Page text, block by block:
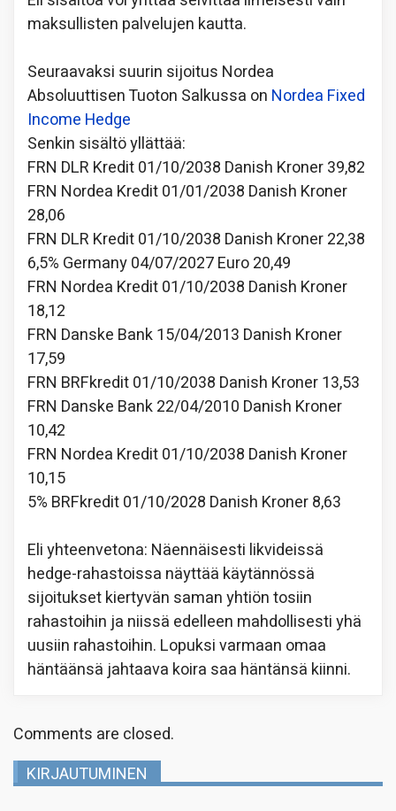
maksullisten palvelujen kautta.
Seuraavaksi suurin sijoitus Nordea
Absoluuttisen Tuoton Salkussa on Nordea Fixed
Income Hedge
Senkin sisältö yllättää:
FRN DLR Kredit 01/10/2038 Danish Kroner 39,82
FRN Nordea Kredit 01/01/2038 Danish Kroner
28,06
FRN DLR Kredit 01/10/2038 Danish Kroner 22,38
6,5% Germany 04/07/2027 Euro 20,49
FRN Nordea Kredit 01/10/2038 Danish Kroner
18,12
FRN Danske Bank 15/04/2013 Danish Kroner
17,59
FRN BRFkredit 01/10/2038 Danish Kroner 13,53
FRN Danske Bank 22/04/2010 Danish Kroner
10,42
FRN Nordea Kredit 01/10/2038 Danish Kroner
10,15
5% BRFkredit 01/10/2028 Danish Kroner 8,63
Eli yhteenvetona: Näennäisesti likvideissä
hedge-rahastoissa näyttää käytännössä
sijoitukset kiertyvän saman yhtiön tosiin
rahastoihin ja niissä edelleen mahdollisesti yhä
uusiin rahastoihin. Lopuksi varmaan omaa
häntäänsä jahtaava koira saa häntänsä kiinni.
Comments are closed.
KIRJAUTUMINEN